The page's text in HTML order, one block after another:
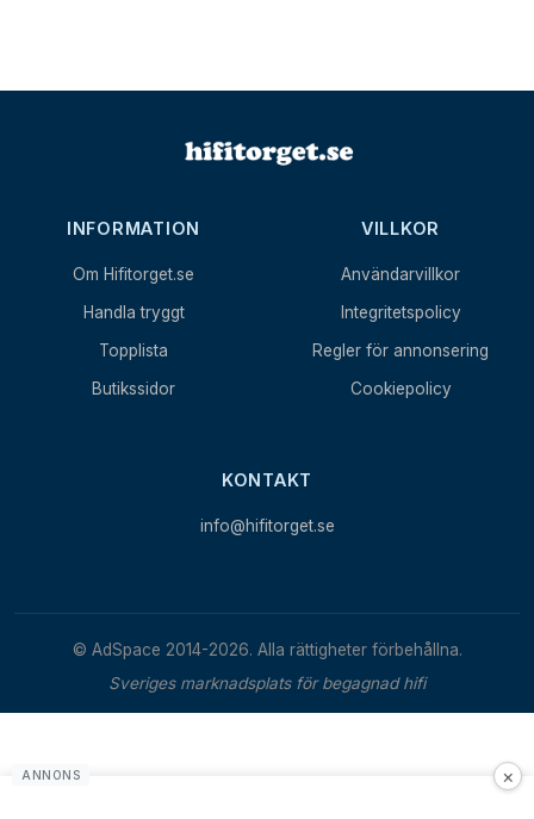
INFORMATION
Om Hifitorget.se
Handla tryggt
Topplista
Butikssidor
VILLKOR
Användarvillkor
Integritetspolicy
Regler för annonsering
Cookiepolicy
KONTAKT
info@hifitorget.se
© AdSpace 2014-2026. Alla rättigheter förbehållna.
Sveriges marknadsplats för begagnad hifi
×